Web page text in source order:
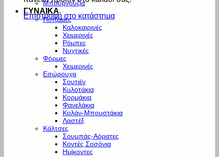
Επιστροφή στο κατάστημα
Μπουρνούζια
ΓΥΝΑΙΚΑ
Πυτζάμες
Καλοκαιρινές
Χειμερινές
Ρόμπες
Νυχτικές
Φόρμες
Χειμερινές
Εσώρουχα
Σουτιέν
Κυλοτάκια
Κορμάκια
Φανελάκια
Κολάν-Μπουστάκια
Λαστέξ
Κάλτσες
Σουμπάς-Αόρατες
Κοντές Σοσόνια
Ημίκοντες